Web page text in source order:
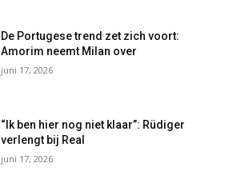
De Portugese trend zet zich voort:
Amorim neemt Milan over
juni 17, 2026
“Ik ben hier nog niet klaar”: Rüdiger
verlengt bij Real
juni 17, 2026